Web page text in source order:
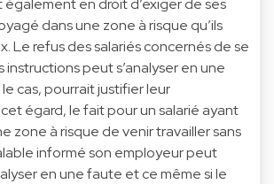
également en droit d’exiger de ses
dans une zone à risque qu’ils
Le refus des salariés concernés de se
instructions peut s’analyser en une
cas, pourrait justifier leur
égard, le fait pour un salarié ayant
zone à risque de venir travailler sans
informé son employeur peut
en une faute et ce même si le